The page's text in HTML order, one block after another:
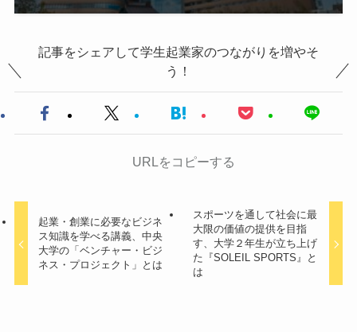
記事をシェアして学生起業家のつながりを増やそ
う！
URLをコピーする
起業・創業に必要なビジネ
ス知識を学べる講義、中央
大学の「ベンチャー・ビジ
ネス・プロジェクト」とは
スポーツを通して社会に最
大限の価値の提供を目指
す、大学２年生が立ち上げ
た『SOLEIL SPORTS』と
は